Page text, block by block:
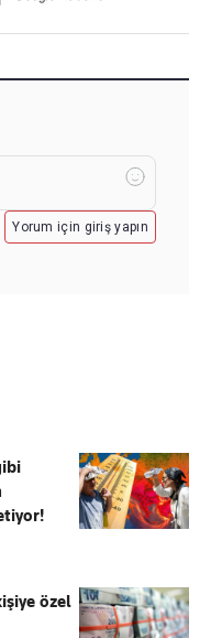
Yorum için giriş yapın
özel